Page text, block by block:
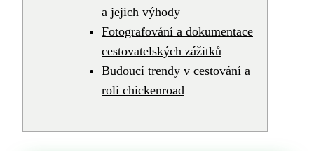
a jejich výhody
Fotografování a dokumentace
cestovatelských zážitků
Budoucí trendy v cestování a
roli chickenroad